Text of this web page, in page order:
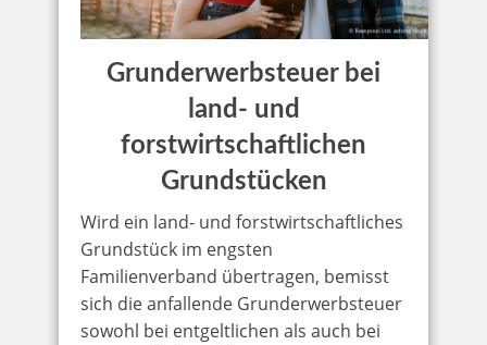
Grunderwerbsteuer bei
land- und
forstwirtschaftlichen
Grundstücken
Wird ein land- und forstwirtschaftliches
Grundstück im engsten
Familienverband übertragen, bemisst
sich die anfallende Grunderwerbsteuer
sowohl bei entgeltlichen als auch bei